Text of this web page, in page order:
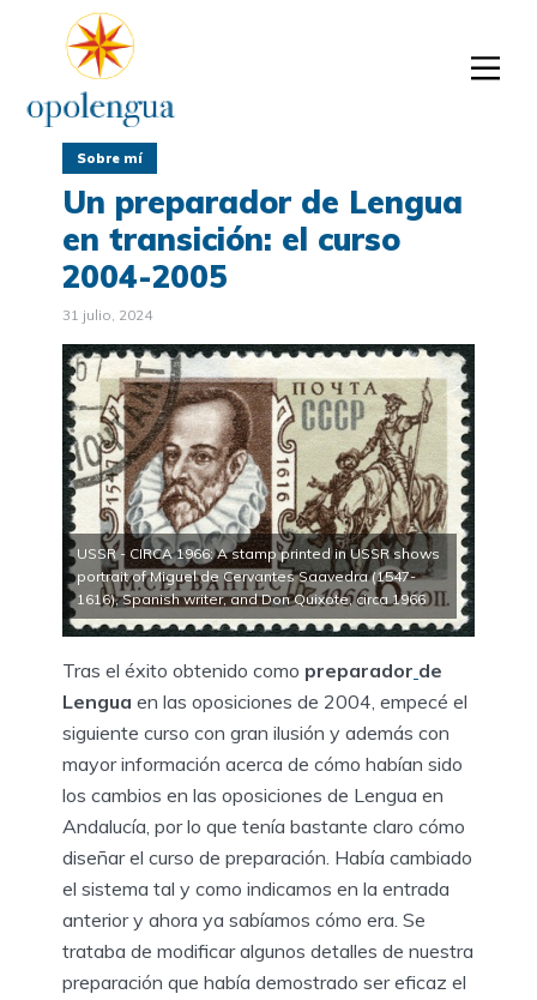
Sobre mí
Un preparador de Lengua
en transición: el curso
2004-2005
31 julio, 2024
USSR - CIRCA 1966: A stamp printed in USSR shows
portrait of Miguel de Cervantes Saavedra (1547-
1616), Spanish writer, and Don Quixote, circa 1966
Tras el éxito obtenido como preparador de
Lengua en las oposiciones de 2004, empecé el
siguiente curso con gran ilusión y además con
mayor información acerca de cómo habían sido
los cambios en las oposiciones de Lengua en
Andalucía, por lo que tenía bastante claro cómo
diseñar el curso de preparación. Había cambiado
el sistema tal y como indicamos en la entrada
anterior y ahora ya sabíamos cómo era. Se
trataba de modificar algunos detalles de nuestra
preparación que había demostrado ser eficaz el